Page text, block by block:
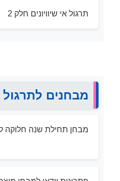
תרגול אי שיוויונים חלק 2
מבחנים
מבחן תחילת שנה חלוקה